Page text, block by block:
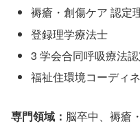
褥瘡・創傷ケア 認定
登録理学療法士
3 学会合同呼吸療法
福祉住環境コーディ
専門領域： 脳卒中、褥瘡